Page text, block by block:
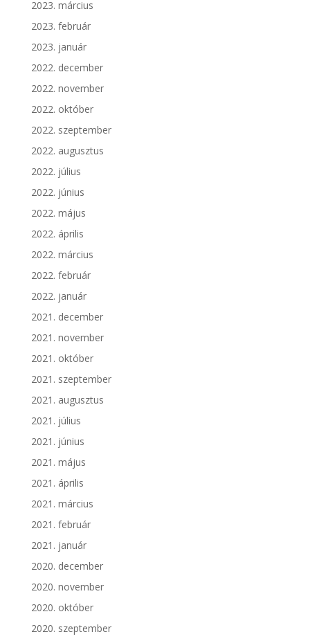
2023. március
2023. február
2023. január
2022. december
2022. november
2022. október
2022. szeptember
2022. augusztus
2022. július
2022. június
2022. május
2022. április
2022. március
2022. február
2022. január
2021. december
2021. november
2021. október
2021. szeptember
2021. augusztus
2021. július
2021. június
2021. május
2021. április
2021. március
2021. február
2021. január
2020. december
2020. november
2020. október
2020. szeptember